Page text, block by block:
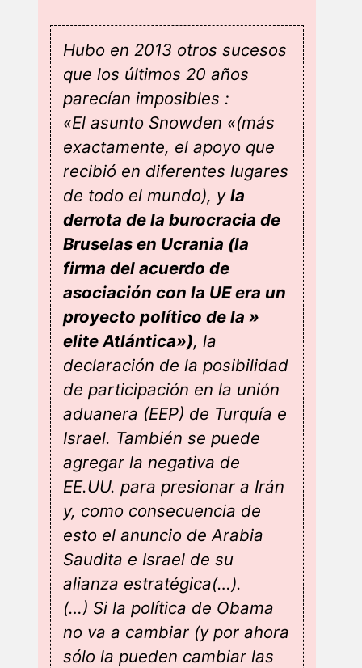
Hubo en 2013 otros sucesos
que los últimos 20 años
parecían imposibles :
«El asunto Snowden «(más
exactamente, el apoyo que
recibió en diferentes lugares
de todo el mundo), y la
derrota de la burocracia de
Bruselas en Ucrania (la
firma del acuerdo de
asociación con la UE era un
proyecto político de la »
elite Atlántica»), la
declaración de la posibilidad
de participación en la unión
aduanera (EEP) de Turquía e
Israel. También se puede
agregar la negativa de
EE.UU. para presionar a Irán
y, como consecuencia de
esto el anuncio de Arabia
Saudita e Israel de su
alianza estratégica(…).
(…) Si la política de Obama
no va a cambiar (y por ahora
sólo la pueden cambiar las